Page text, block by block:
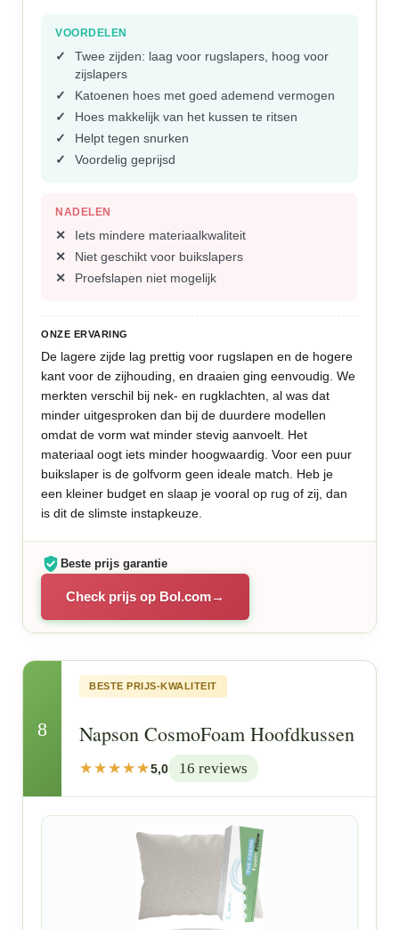
VOORDELEN
Twee zijden: laag voor rugslapers, hoog voor
zijslapers
Katoenen hoes met goed ademend vermogen
Hoes makkelijk van het kussen te ritsen
Helpt tegen snurken
Voordelig geprijsd
NADELEN
Iets mindere materiaalkwaliteit
Niet geschikt voor buikslapers
Proefslapen niet mogelijk
ONZE ERVARING
De lagere zijde lag prettig voor rugslapen en de hogere
kant voor de zijhouding, en draaien ging eenvoudig. We
merkten verschil bij nek- en rugklachten, al was dat
minder uitgesproken dan bij de duurdere modellen
omdat de vorm wat minder stevig aanvoelt. Het
materiaal oogt iets minder hoogwaardig. Voor een puur
buikslaper is de golfvorm geen ideale match. Heb je
een kleiner budget en slaap je vooral op rug of zij, dan
is dit de slimste instapkeuze.
Beste prijs garantie
Check prijs op Bol.com
8
BESTE PRIJS-KWALITEIT
Napson CosmoFoam Hoofdkussen
5,0 16 reviews